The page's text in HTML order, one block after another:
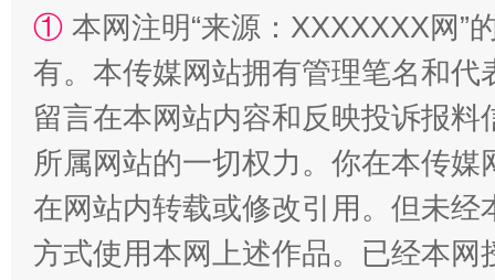
招工难、用工荒背后
① 本网注明“来源：XXXXXXX网”
有。本传媒网站拥有管理笔名和
留言在本网站内容和反映投诉报
所属网站的一切权力。你在本传
在网站内转载或修改引用。但未
方式使用本网上述作品。已经本